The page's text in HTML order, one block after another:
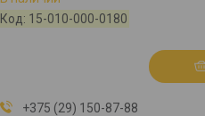
Код: 15-010-000-0180
+375 (29) 150-87-88